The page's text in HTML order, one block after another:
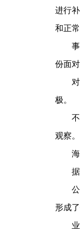
进行
和正
份面
极。
观察。
形成